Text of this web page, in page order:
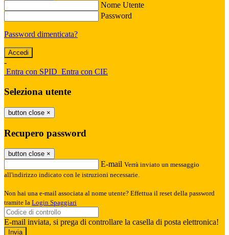
Nome Utente
Password
Password dimenticata?
-
Entra con SPID Entra con CIE
Seleziona utente
button close ×
Recupero password
button close ×
E-mail Verrà inviato un messaggio
all'indirizzo indicato con le istruzioni necessarie.
Non hai una e-mail associata al nome utente? Effettua il reset della password
tramite la Login Spaggiari
E-mail inviata, si prega di controllare la casella di posta elettronica!